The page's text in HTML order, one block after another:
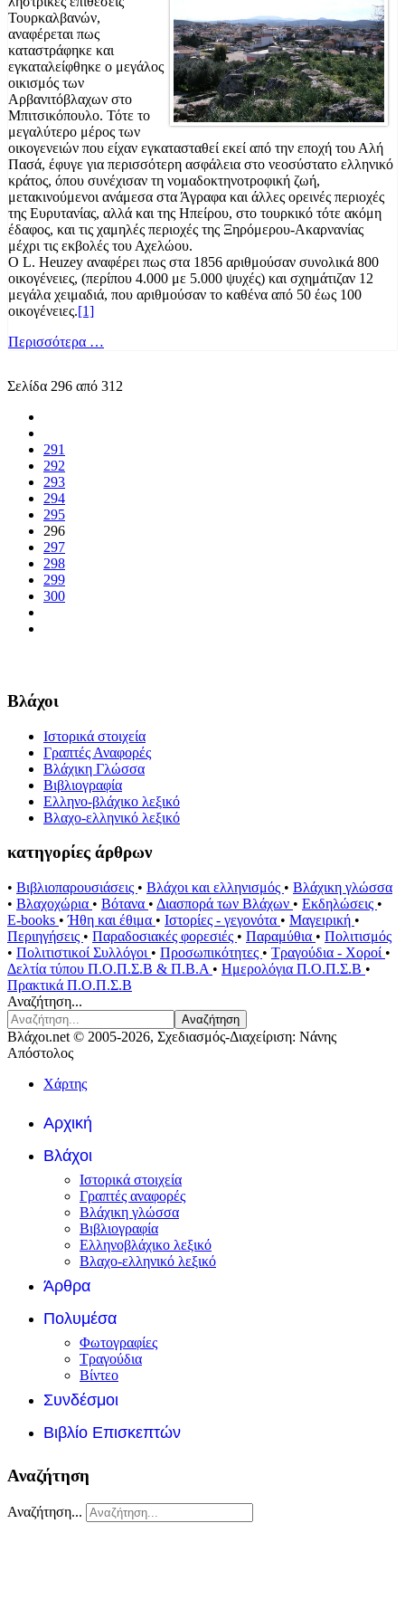
Τουρκαλβανών,
αναφέρεται πως
καταστράφηκε και
εγκαταλείφθηκε ο μεγάλος
οικισμός των
Αρβανιτόβλαχων στο
Μπιτσικόπουλο. Τότε το
μεγαλύτερο μέρος των
οικογενειών που είχαν εγκατασταθεί εκεί από την εποχή του Αλή
Πασά, έφυγε για περισσότερη ασφάλεια στο νεοσύστατο ελληνικό
κράτος, όπου συνέχισαν τη νομαδοκτηνοτροφική ζωή,
μετακινούμενοι ανάμεσα στα Άγραφα και άλλες ορεινές περιοχές
της Ευρυτανίας, αλλά και της Ηπείρου, στο τουρκικό τότε ακόμη
έδαφος, και τις χαμηλές περιοχές της Ξηρόμερου-Ακαρνανίας
μέχρι τις εκβολές του Αχελώου.
Ο L. Heuzey αναφέρει πως στα 1856 αριθμούσαν συνολικά 800
οικογένειες, (περίπου 4.000 με 5.000 ψυχές) και σχημάτιζαν 12
μεγάλα χειμαδιά, που αριθμούσαν το καθένα από 50 έως 100
οικογένειες.[1]
Περισσότερα …
Σελίδα 296 από 312
291
292
293
294
295
296
297
298
299
300
Βλάχοι
Ιστορικά στοιχεία
Γραπτές Αναφορές
Βλάχικη Γλώσσα
Βιβλιογραφία
Ελληνο-βλάχικο λεξικό
Βλαχο-ελληνικό λεξικό
κατηγορίες άρθρων
• Βιβλιοπαρουσιάσεις • Βλάχοι και ελληνισμός • Βλάχικη γλώσσα
• Βλαχοχώρια • Βότανα • Διασπορά των Βλάχων • Εκδηλώσεις •
E-books •Ήθη και έθιμα • Ιστορίες - γεγονότα • Μαγειρική •
Περιηγήσεις • Παραδοσιακές φορεσιές • Παραμύθια • Πολιτισμός
• Πολιτιστικοί Συλλόγοι • Προσωπικότητες • Τραγούδια - Χοροί •
Δελτία τύπου Π.Ο.Π.Σ.Β & Π.Β.Α • Ημερολόγια Π.Ο.Π.Σ.Β •
Πρακτικά Π.Ο.Π.Σ.Β
Αναζήτηση...
Αναζήτηση
Βλάχοι.net © 2005-2026, Σχεδιασμός-Διαχείριση: Νάνης
Απόστολος
Χάρτης
Αρχική
Βλάχοι
Ιστορικά στοιχεία
Γραπτές αναφορές
Βλάχικη γλώσσα
Βιβλιογραφία
Ελληνοβλάχικο λεξικό
Βλαχο-ελληνικό λεξικό
Άρθρα
Πολυμέσα
Φωτογραφίες
Τραγούδια
Βίντεο
Συνδέσμοι
Βιβλίο Επισκεπτών
Αναζήτηση
Αναζήτηση...